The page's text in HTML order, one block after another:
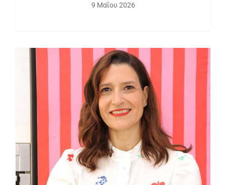
9 Μαΐου 2026
4 Σως για τις σαλάτες σου